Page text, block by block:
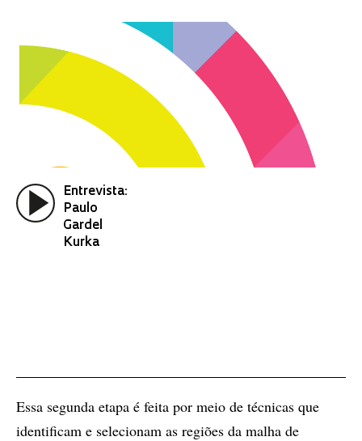
Entrevista:
Paulo
Gardel
Kurka
Essa segunda etapa é feita por meio de técnicas que
identificam e selecionam as regiões da malha de